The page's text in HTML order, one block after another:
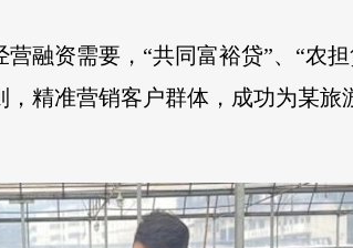
融资需要，“共同富裕贷”、“农
精准营销客户群体，成功为某旅